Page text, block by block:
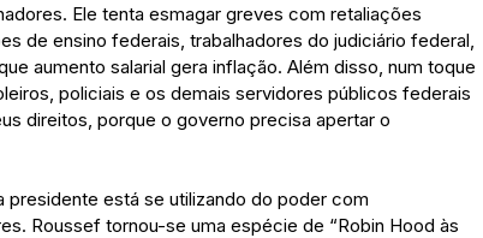
Ele tenta esmagar greves com retaliações
de ensino federais, trabalhadores do judiciário federal,
aumento salarial gera inflação. Além disso, num toque
policiais e os demais servidores públicos federais
direitos, porque o governo precisa apertar o
presidente está se utilizando do poder com
Roussef tornou-se uma espécie de “Robin Hood às